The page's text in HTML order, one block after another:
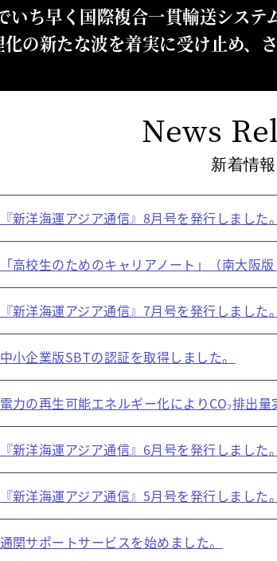
いち早く国際複合一貫輸送シス
の新たな波を着実に受け止め、
News
新着情報
『新洋海運アジア通信』8月号を発行しました。
「高校生のためのキャリアノート」（南大阪
『新洋海運アジア通信』7月号を発行しました。
中小企業版SBTの認証を取得しました。
電力の再生可能エネルギー化によりCO₂排出量
『新洋海運アジア通信』6月号を発行しました。
『新洋海運アジア通信』5月号を発行しました。
通関サポートサービスを始めました。